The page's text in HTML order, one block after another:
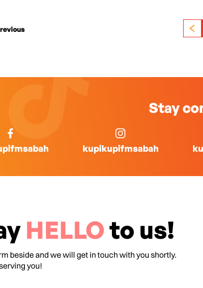
Stay
kupikupifmsabah
HELLOto us!
beside and we will get in touch with you shortly.
you!